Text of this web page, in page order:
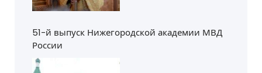
51-й выпуск Нижегородской академии МВД
России